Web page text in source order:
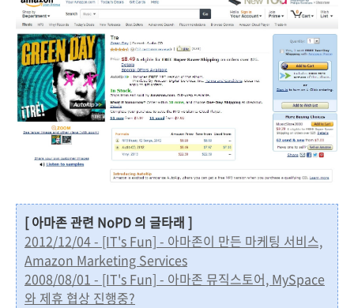
[ 아마존 관련 NoPD 의 글타래 ]
2012/12/04 - [IT's Fun] - 아마존이 만든 마케팅 서비스,
Amazon Marketing Services
2008/08/01 - [IT's Fun] - 아마존 뮤직스토어, MySpace
와 제휴 협상 진행중?